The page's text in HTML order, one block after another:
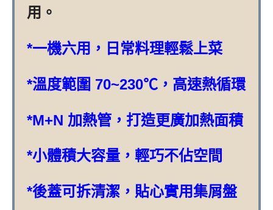
用。
*一機六用，日常料理輕鬆上菜
*溫度範圍 70~230℃，高速熱循環
*M+N 加熱管，打造更廣加熱面積
*小體積大容量，輕巧不佔空間
*後蓋可拆清潔，貼心實用集屑盤